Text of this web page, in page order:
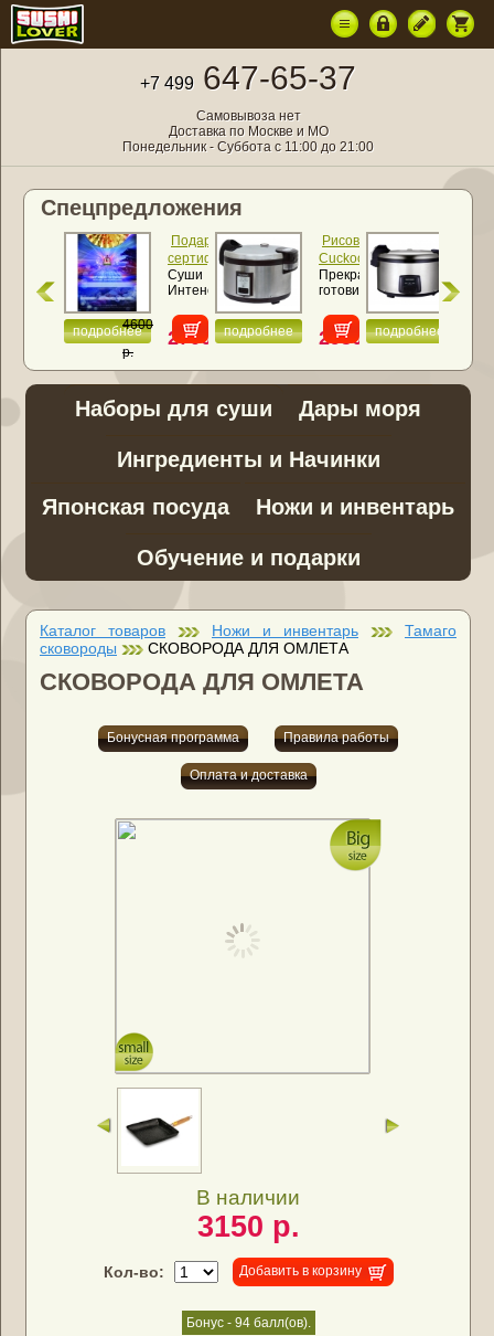
+7 499 647-65-37
Самовывоза нет
Доставка по Москве и МО
Понедельник - Суббота с 11:00 до 21:00
Спецпредложения
подробнее
Подарочный
сертификат
«Суши
Интенсив»
Суши
Интенсив
2700
р.
4600
р.
подробнее
Рисоварка
Cuckoo
CR-
3521
(6,3
литра)
Прекрасно
готовит
виды
круп и
для
суши
29500
р.
подробнее
р.
Наборы для суши Дары моря
Ингредиенты и Начинки
Японская посуда
Ножи и инвентарь
Обучение и подарки
Каталог товаров Ножи и инвентарь
Тамаго
сковороды
СКОВОРОДА ДЛЯ ОМЛЕТА
СКОВОРОДА ДЛЯ ОМЛЕТА
Бонусная программа Правила работы
Оплата и доставка
В наличии
3150 р.
Кол-во: Добавить в корзину
Бонус - 94 балл(ов).